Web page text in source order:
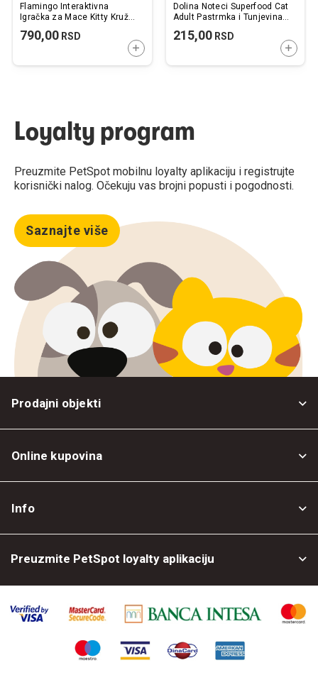
Flamingo Interaktivna
Igračka za Mace Kitty Kružna
790,00 RSD
DODAJTE U KORPU
Dolina Noteci Superfood Cat
Adult Pastrmka i Tunjevina
215,00RSD
Loyalty program
Preuzmite PetSpot mobilnu loyalty aplikaciju i registrujte
korisnički nalog. Očekuju vas brojni popusti i pogodnosti.
Saznajte više
Prodajni objekti
Online kupovina
Info
Preuzmite PetSpot loyalty aplikaciju